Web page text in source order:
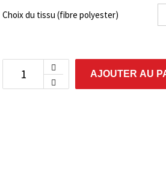
Choix du tissu (fibre polyester)
AJOUTER AU